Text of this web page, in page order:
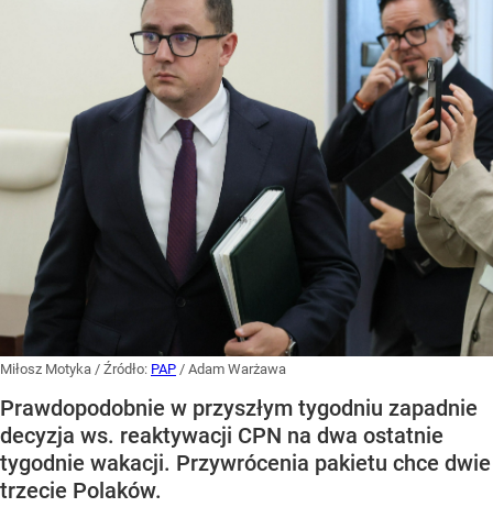
Miłosz Motyka / Źródło: PAP / Adam Warżawa
Prawdopodobnie w przyszłym tygodniu zapadnie
decyzja ws. reaktywacji CPN na dwa ostatnie
tygodnie wakacji. Przywrócenia pakietu chce dwie
trzecie Polaków.